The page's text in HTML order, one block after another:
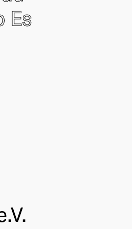
Es